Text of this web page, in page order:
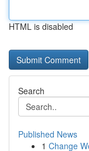
HTML is disabled
Search
Published News
1 Change